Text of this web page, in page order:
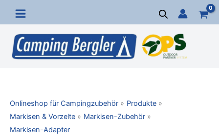
Inhalt
springen
Onlineshop für Campingzubehör
Produkte
Markisen & Vorzelte
Markisen-Zubehör
Markisen-Adapter